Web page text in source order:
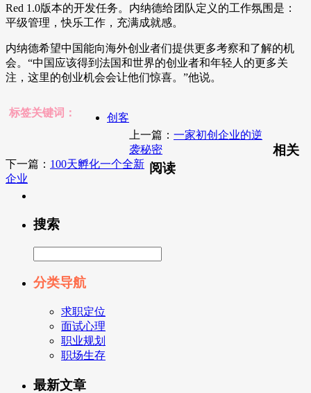
Red 1.0版本的开发任务。内纳德给团队定义的工作氛围是：
平级管理，快乐工作，充满成就感。
内纳德希望中国能向海外创业者们提供更多考察和了解的机
会。“中国应该得到法国和世界的创业者和年轻人的更多关
注，这里的创业机会会让他们惊喜。”他说。
标签关键词：
创客
上一篇： 一家初创企业的逆
袭秘密
下一篇： 100天孵化一个全新
企业
相关
阅读
搜索
分类导航
求职定位
面试心理
职业规划
职场生存
最新文章